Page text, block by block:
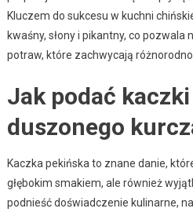
Kluczem do sukcesu w kuchni
kwaśny, słony i pikantny, co
potraw, które zachwycają
Jak podać
duszonego
Kaczka pekińska to znane danie,
głębokim smakiem, ale również
podnieść doświadczenie kulinarne,